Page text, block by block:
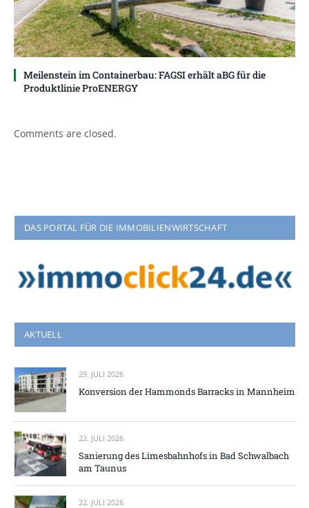
Meilenstein im Containerbau: FAGSI erhält aBG für die
Produktlinie ProENERGY
Comments are closed.
DAS PORTAL FÜR DIE IMMOBILIENWIRTSCHAFT
AKTUELL
29. JULI 2026
Konversion der Hammonds Barracks in Mannheim
22. JULI 2026
Sanierung des Limesbahnhofs in Bad Schwalbach
am Taunus
22. JULI 2026